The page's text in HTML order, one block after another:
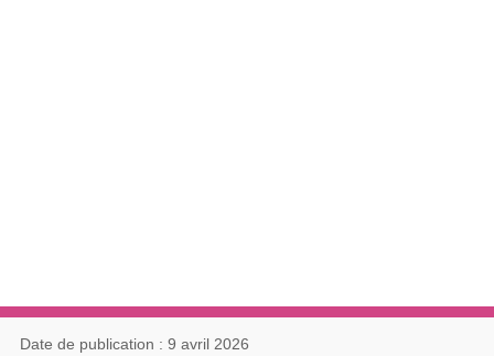
Date de publication : 9 avril 2026